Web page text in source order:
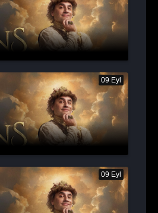
09 Eyl
09 Eyl